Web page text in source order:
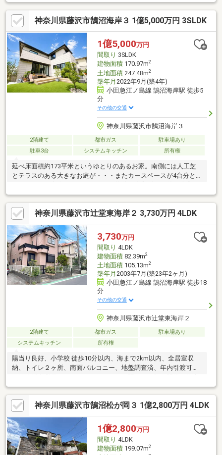
神奈川県藤沢市鵠沼海岸３ 1億5,000万円 3SLDK
1億5,000万円
間取り 3SLDK
建物面積170.97m2
土地面積247.48m2
築年月 2022年9月(築4年)
小田急江ノ島線 鵠沼海岸駅 徒歩5
分
その他の交通
神奈川県藤沢市鵠沼海岸３
2階建て 都市ガス
駐車場あり
駐車3台
システムキッチン 所有権
延べ床面積約173平米というゆとりのあるお家。南側には人工芝
とテラスのある大きなお庭が・・・またカースペースが4台分とい
ウス施工の建物で室内もこだわりが詰まっています。間取りは
【３SLDK＋畳スペース＋書斎＋ランドリールーム】1階には約20
帖のLDKと畳スペース3帖＋書斎＋ランドリールーム収納のたくさ
んある大きなアイランドキッチン、畳スペースには掘りごたつも
完備1階のフロアはほぼすべての床に床暖房が完備されています2
階には3つの居室と納戸スペース2つの居室にはWICが完備、メイ
ンのベッドルーム10帖
神奈川県藤沢市辻堂東海岸２ 3,730万円 4LDK
3,730万円
間取り 4LDK
建物面積82.39m2
土地面積105.13m2
築年月 2003年7月(築23年2ヶ月)
小田急江ノ島線 鵠沼海岸駅 徒歩18
分
その他の交通
神奈川県藤沢市辻堂東海岸２
2階建て 都市ガス
駐車場あり
システムキッチン
所有権
陽当り良好、小学校 徒歩10分以内、海まで2km以内、全居室収
納、トイレ２ヶ所、南面バルコニー、地盤調査済、年内引渡可、
地、整形地、シャワー付洗面化粧台、ワイドバルコニー、浴室１
坪以上、２階建、オートバス、温水洗浄便座、南庭、床下収納、
浴室に窓、ＴＶモニタ付インターホン、通風良好、南西向き、全
居室６畳以上、全居室複層ガラスか複層サッシ、都市ガス、平坦
地、屋根裏収納、浄水器
神奈川県藤沢市鵠沼松が岡３ 1億2,800万円 4LDK
1億2,800万円
間取り 4LDK
建物面積199.07m2